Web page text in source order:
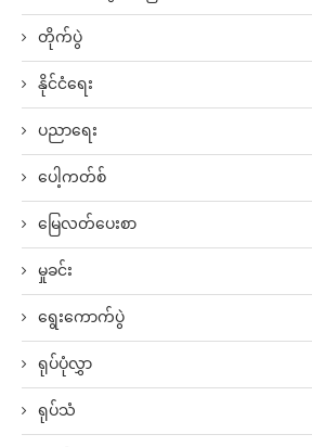
တိုက်ပွဲ
နိုင်ငံရေး
ပညာရေး
ပေါ့ကတ်စ်
မြေလတ်ပေးစာ
မှုခင်း
ရွေးကောက်ပွဲ
ရုပ်ပုံလွှာ
ရုပ်သံ